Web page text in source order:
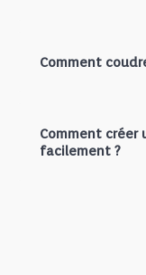
Comment
Comment créer
facilement ?